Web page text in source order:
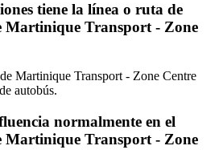
tiene la línea o ruta de
Martinique Transport - Zone
Martinique Transport - Zone Centre
autobús.
normalmente en el
Martinique Transport - Zone